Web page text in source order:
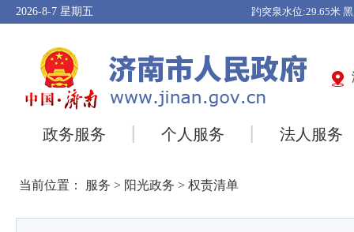
2026-8-7 星期五
政务服务 个人服务 法人服务
当前位置： 服务 > 阳光政务 > 权责清单